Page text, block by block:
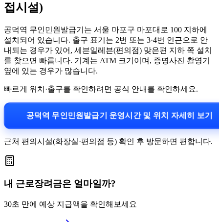
접시설)
공덕역 무인민원발급기는 서울 마포구 마포대로 100 지하에
설치되어 있습니다. 출구 표기는 2번 또는 3·4번 인근으로 안
내되는 경우가 있어, 세븐일레븐(편의점) 맞은편 지하 쪽 설치
를 찾으면 빠릅니다. 기계는 ATM 크기이며, 증명사진 촬영기
옆에 있는 경우가 많습니다.
빠르게 위치·출구를 확인하려면 공식 안내를 확인하세요.
공덕역 무인민원발급기 운영시간 및 위치 자세히 보기
근처 편의시설(화장실·편의점 등) 확인 후 방문하면 편합니다.
내 근로장려금은 얼마일까?
30초 만에 예상 지급액을 확인해보세요